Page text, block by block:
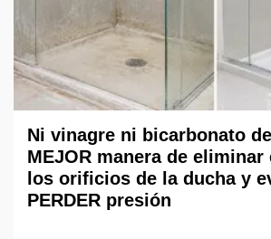
Ni vinagre ni bicarbonato
MEJOR manera de eliminar
los orificios de la ducha y
PERDER presión